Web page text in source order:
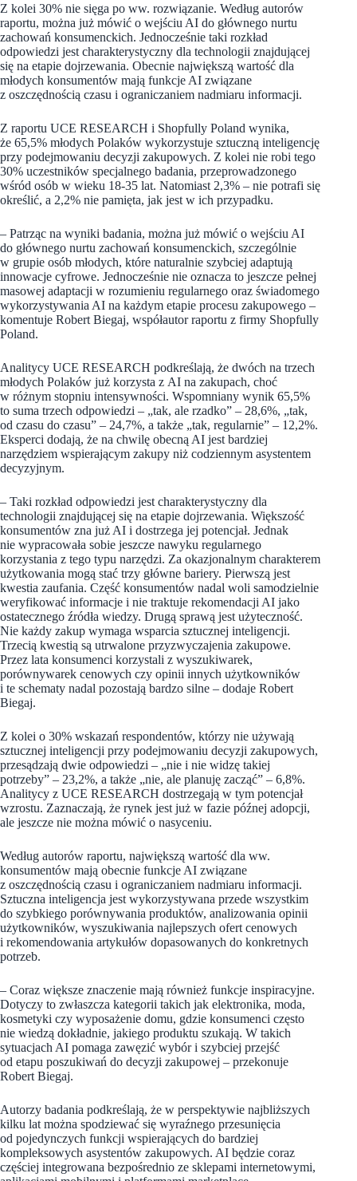
Z kolei 30% nie sięga po ww. rozwiązanie. Według autorów
raportu, można już mówić o wejściu AI do głównego nurtu
zachowań konsumenckich. Jednocześnie taki rozkład
odpowiedzi jest charakterystyczny dla technologii znajdującej
się na etapie dojrzewania. Obecnie największą wartość dla
młodych konsumentów mają funkcje AI związane
z oszczędnością czasu i ograniczaniem nadmiaru informacji.
Z raportu UCE RESEARCH i Shopfully Poland wynika,
że 65,5% młodych Polaków wykorzystuje sztuczną inteligencję
przy podejmowaniu decyzji zakupowych. Z kolei nie robi tego
30% uczestników specjalnego badania, przeprowadzonego
wśród osób w wieku 18-35 lat. Natomiast 2,3% – nie potrafi się
określić, a 2,2% nie pamięta, jak jest w ich przypadku.
– Patrząc na wyniki badania, można już mówić o wejściu AI
do głównego nurtu zachowań konsumenckich, szczególnie
w grupie osób młodych, które naturalnie szybciej adaptują
innowacje cyfrowe. Jednocześnie nie oznacza to jeszcze pełnej
masowej adaptacji w rozumieniu regularnego oraz świadomego
wykorzystywania AI na każdym etapie procesu zakupowego –
komentuje Robert Biegaj, współautor raportu z firmy Shopfully
Poland.
Analitycy UCE RESEARCH podkreślają, że dwóch na trzech
młodych Polaków już korzysta z AI na zakupach, choć
w różnym stopniu intensywności. Wspomniany wynik 65,5%
to suma trzech odpowiedzi – „tak, ale rzadko” – 28,6%, „tak,
od czasu do czasu” – 24,7%, a także „tak, regularnie” – 12,2%.
Eksperci dodają, że na chwilę obecną AI jest bardziej
narzędziem wspierającym zakupy niż codziennym asystentem
decyzyjnym.
– Taki rozkład odpowiedzi jest charakterystyczny dla
technologii znajdującej się na etapie dojrzewania. Większość
konsumentów zna już AI i dostrzega jej potencjał. Jednak
nie wypracowała sobie jeszcze nawyku regularnego
korzystania z tego typu narzędzi. Za okazjonalnym charakterem
użytkowania mogą stać trzy główne bariery. Pierwszą jest
kwestia zaufania. Część konsumentów nadal woli samodzielnie
weryfikować informacje i nie traktuje rekomendacji AI jako
ostatecznego źródła wiedzy. Drugą sprawą jest użyteczność.
Nie każdy zakup wymaga wsparcia sztucznej inteligencji.
Trzecią kwestią są utrwalone przyzwyczajenia zakupowe.
Przez lata konsumenci korzystali z wyszukiwarek,
porównywarek cenowych czy opinii innych użytkowników
i te schematy nadal pozostają bardzo silne – dodaje Robert
Biegaj.
Z kolei o 30% wskazań respondentów, którzy nie używają
sztucznej inteligencji przy podejmowaniu decyzji zakupowych,
przesądzają dwie odpowiedzi – „nie i nie widzę takiej
potrzeby” – 23,2%, a także „nie, ale planuję zacząć” – 6,8%.
Analitycy z UCE RESEARCH dostrzegają w tym potencjał
wzrostu. Zaznaczają, że rynek jest już w fazie późnej adopcji,
ale jeszcze nie można mówić o nasyceniu.
Według autorów raportu, największą wartość dla ww.
konsumentów mają obecnie funkcje AI związane
z oszczędnością czasu i ograniczaniem nadmiaru informacji.
Sztuczna inteligencja jest wykorzystywana przede wszystkim
do szybkiego porównywania produktów, analizowania opinii
użytkowników, wyszukiwania najlepszych ofert cenowych
i rekomendowania artykułów dopasowanych do konkretnych
potrzeb.
– Coraz większe znaczenie mają również funkcje inspiracyjne.
Dotyczy to zwłaszcza kategorii takich jak elektronika, moda,
kosmetyki czy wyposażenie domu, gdzie konsumenci często
nie wiedzą dokładnie, jakiego produktu szukają. W takich
sytuacjach AI pomaga zawęzić wybór i szybciej przejść
od etapu poszukiwań do decyzji zakupowej – przekonuje
Robert Biegaj.
Autorzy badania podkreślają, że w perspektywie najbliższych
kilku lat można spodziewać się wyraźnego przesunięcia
od pojedynczych funkcji wspierających do bardziej
kompleksowych asystentów zakupowych. AI będzie coraz
częściej integrowana bezpośrednio ze sklepami internetowymi,